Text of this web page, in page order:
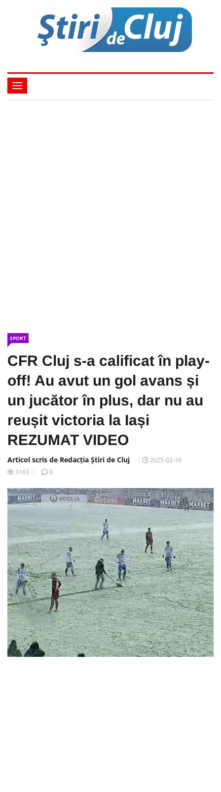
SPORT
CFR Cluj s-a calificat în play-
off! Au avut un gol avans și
un jucător în plus, dar nu au
reușit victoria la Iași
REZUMAT VIDEO
Articol scris de Redacția Știri de Cluj
2025-02-16
3163
0